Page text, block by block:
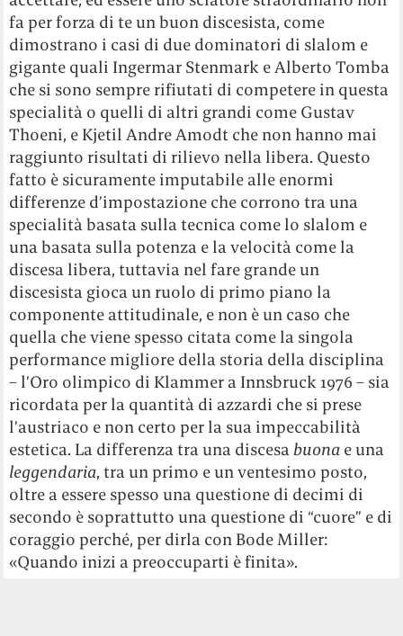
fa per forza di te un buon discesista, come
dimostrano i casi di due dominatori di slalom e
gigante quali Ingermar Stenmark e Alberto Tomba
che si sono sempre rifiutati di competere in questa
specialità o quelli di altri grandi come Gustav
Thoeni, e Kjetil Andre Amodt che non hanno mai
raggiunto risultati di rilievo nella libera. Questo
fatto è sicuramente imputabile alle enormi
differenze d’impostazione che corrono tra una
specialità basata sulla tecnica come lo slalom e
una basata sulla potenza e la velocità come la
discesa libera, tuttavia nel fare grande un
discesista gioca un ruolo di primo piano la
componente attitudinale, e non è un caso che
quella che viene spesso citata come la singola
performance migliore della storia della disciplina
– l’Oro olimpico di Klammer a Innsbruck 1976 – sia
ricordata per la quantità di azzardi che si prese
l’austriaco e non certo per la sua impeccabilità
estetica. La differenza tra una discesabuona e una
leggendaria, tra un primo e un ventesimo posto,
oltre a essere spesso una questione di decimi di
secondo è soprattutto una questione di “cuore” e di
coraggio perché, per dirla con Bode Miller:
«Quando inizi a preoccuparti è finita».